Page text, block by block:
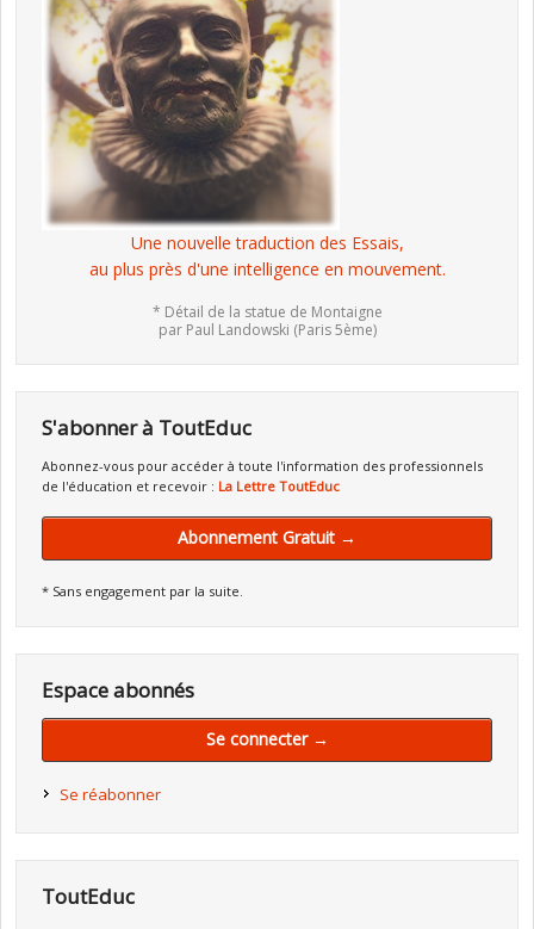
Une nouvelle traduction des Essais,
au plus près d'une intelligence en mouvement.
* Détail de la statue de Montaigne
par Paul Landowski (Paris 5ème)
S'abonner à ToutEduc
Abonnez-vous pour accéder à toute l'information des professionnels
de l'éducation et recevoir : La Lettre ToutEduc
Abonnement Gratuit →
* Sans engagement par la suite.
Espace abonnés
Se connecter →
Se réabonner
ToutEduc